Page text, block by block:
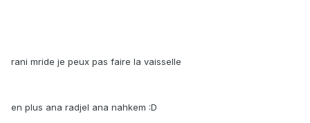
rani mride je peux pas faire la vaisselle
en plus ana radjel ana nahkem :D